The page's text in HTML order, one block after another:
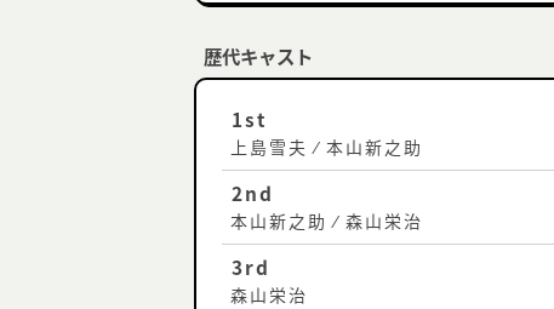
歴代キャスト
1st
上島雪夫 ⁄ 本山新之助
2nd
本山新之助 ⁄ 森山栄治
3rd
森山栄治